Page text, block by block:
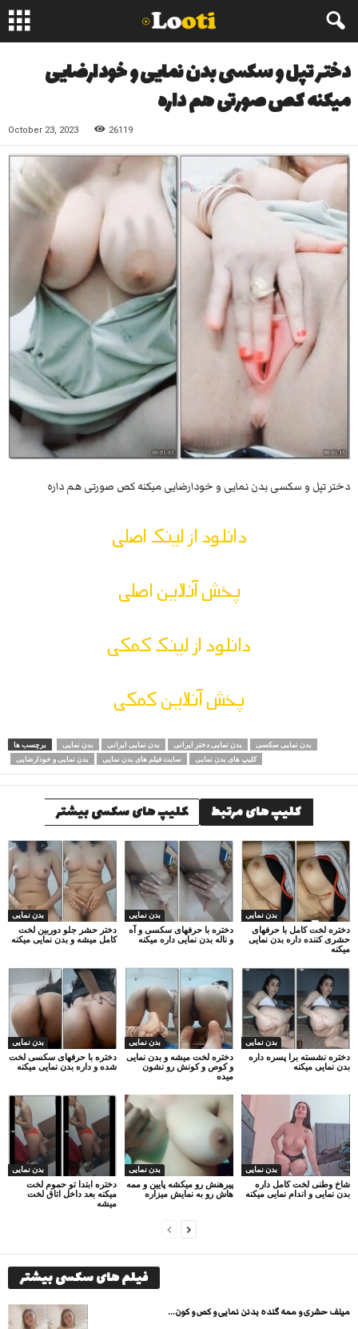
دختر تپل و سکسی بدن نمایی و خودارضایی
میکنه کص صورتی هم داره
October 23, 2023 26119
دختر تپل و سکسی بدن نمایی و خودارضایی میکنه کص صورتی هم داره
دانلود از لینک اصلی
پخش آنلاین اصلی
دانلود از لینک کمکی
پخش آنلاین کمکی
برچسب ها بدن نمایی بدن نمایی ایرانی بدن نمایی دختر ایرانی
بدن نمایی سکسی
بدن نمایی و خودارضایی
سایت فیلم های بدن نمایی کلیپ های بدن نمایی
کلیپ های مرتبط کلیپ های سکسی بیشتر
بدن نمایی
دختر حشر جلو دوربین لخت
کامل میشه و بدن نمایی میکنه
بدن نمایی
دختره با حرفهای سکسی و آه
و ناله بدن نمایی داره میکنه
بدن نمایی
دختره لخت کامل با حرفهای
حشری کننده داره بدن نمایی
میکنه
بدن نمایی
دختره با حرفهای سکسی لخت
شده و داره بدن نمایی میکنه
بدن نمایی
دختره لخت میشه و بدن نمایی
و کوص و کونش رو نشون
میده
بدن نمایی
دختره نشسته برا پسره داره
بدن نمایی میکنه
بدن نمایی
دختره ابتدا تو حموم لخت
میکنه بعد داخل اتاق لخت
میشه
بدن نمایی
پیرهنش رو میکشه پایین و ممه
هاش رو به نمایش میزاره
بدن نمایی
شاخ وطنی لخت کامل داره
بدن نمایی و اندام نمایی میکنه
فیلم های سکسی بیشتر
میلف حشری و ممه گنده بدنن نمایی و کص و کون...